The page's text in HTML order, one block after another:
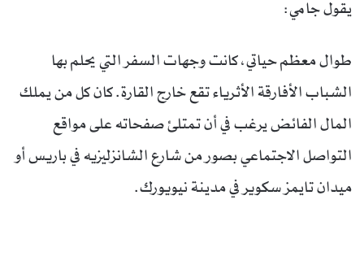
يقول جامي:
طوال معظم حياتي، كانت وجهات السفر التي يحلم بها
الشباب الأفارقة الأثرياء تقع خارج القارة. كان كل من يملك
المال الفائض يرغب في أن تمتلئ صفحاته على مواقع
التواصل الاجتماعي بصور من شارع الشانزليزيه في باريس أو
ميدان تايمز سكوير في مدينة نيويورك.